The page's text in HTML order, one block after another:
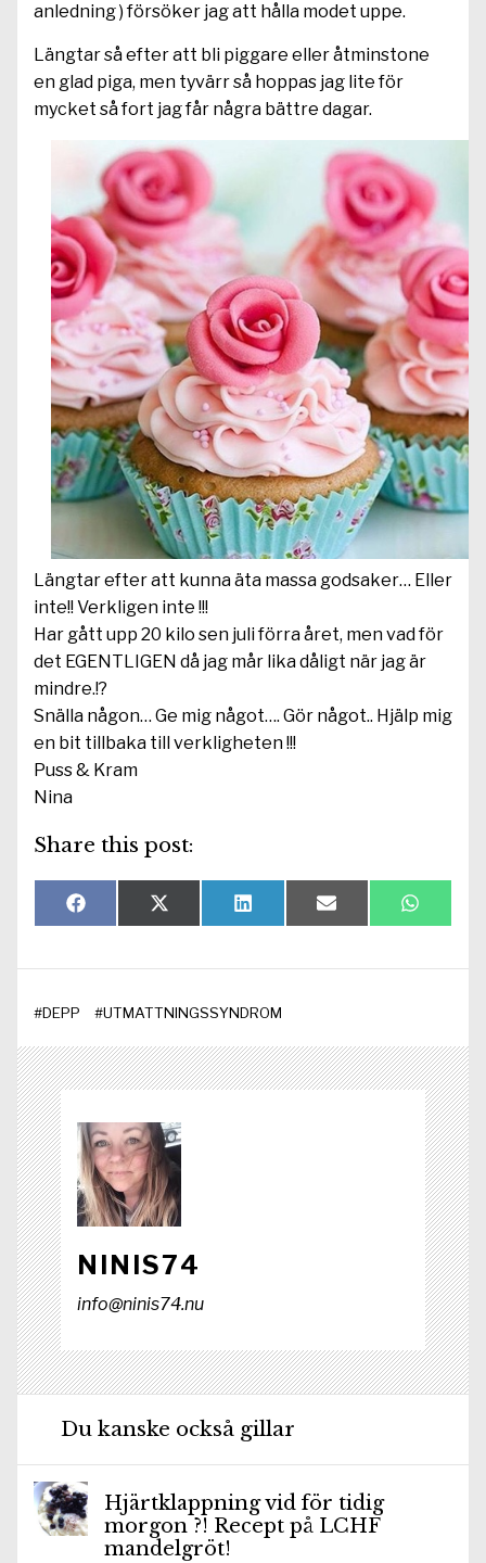
anledning ) försöker jag att hålla modet uppe.
Längtar så efter att bli piggare eller åtminstone
en glad piga, men tyvärr så hoppas jag lite för
mycket så fort jag får några bättre dagar.
Längtar efter att kunna äta massa godsaker… Eller
inte!! Verkligen inte !!!
Har gått upp 20 kilo sen juli förra året, men vad för
det EGENTLIGEN då jag mår lika dåligt när jag är
mindre.!?
Snälla någon… Ge mig något…. Gör något.. Hjälp mig
en bit tillbaka till verkligheten !!!
Puss & Kram
Nina
Share this post:
Dela
på
F
a
e
o
Dela
på
X
(
w
t
r
)
Dela
på
L
i
k
I
Dela
på
E
-
o
Dela
på
W
h
t
#DEPP #UTMATTNINGSSYNDROM
NINIS74
info@ninis74.nu
Du kanske också gillar
Hjärtklappning vid för tidig
morgon ?! Recept på LCHF
mandelgröt!